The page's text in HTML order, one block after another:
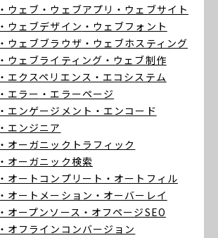
・ウェブ ・ウェブアプリ ・ウェブサイト
・ウェブデザイン ・ウェブフォント
・ウェブブラウザ ・ウェブホスティング
・ウェブライティング ・ウェブ制作
・エクスペリエンス ・エコシステム
・エラー ・エラーページ
・エンゲージメント ・エンコード
・エンジニア
・オーガニックトラフィック
・オーガニック検索
・オートコンプリート ・オートフィル
・オートメーション ・オーバーレイ
・オープンソース ・オフページSEO
・オフラインコンバージョン